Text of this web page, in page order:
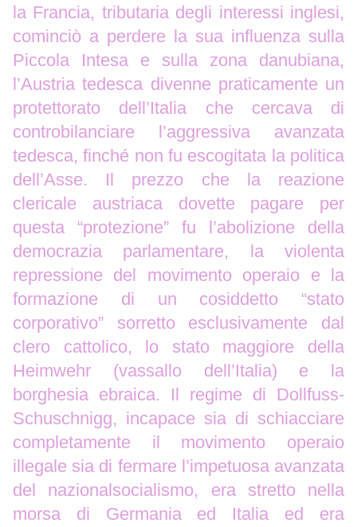
la Francia, tributaria degli interessi inglesi,
cominciò a perdere la sua influenza sulla
Piccola Intesa e sulla zona danubiana,
l’Austria tedesca divenne praticamente un
protettorato dell’Italia che cercava di
controbilanciare l’aggressiva avanzata
tedesca, finché non fu escogitata la politica
dell’Asse. Il prezzo che la reazione
clericale austriaca dovette pagare per
questa “protezione” fu l’abolizione della
democrazia parlamentare, la violenta
repressione del movimento operaio e la
formazione di un cosiddetto “stato
corporativo” sorretto esclusivamente dal
clero cattolico, lo stato maggiore della
Heimwehr (vassallo dell’Italia) e la
borghesia ebraica. Il regime di Dollfuss-
Schuschnigg, incapace sia di schiacciare
completamente il movimento operaio
illegale sia di fermare l’impetuosa avanzata
del nazionalsocialismo, era stretto nella
morsa di Germania ed Italia ed era